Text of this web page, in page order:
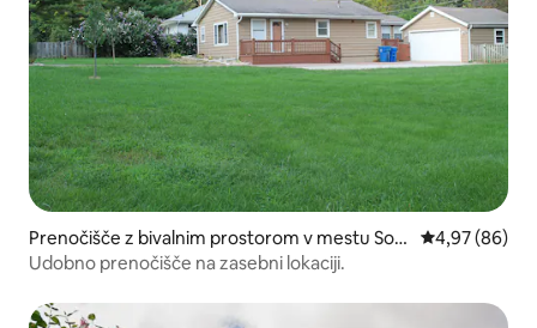
Prenočišče z bivalnim prostorom v mestu Sou
th Elgin
Povprečna
4,97 (86)
Udobno prenočišče na zasebni lokaciji.